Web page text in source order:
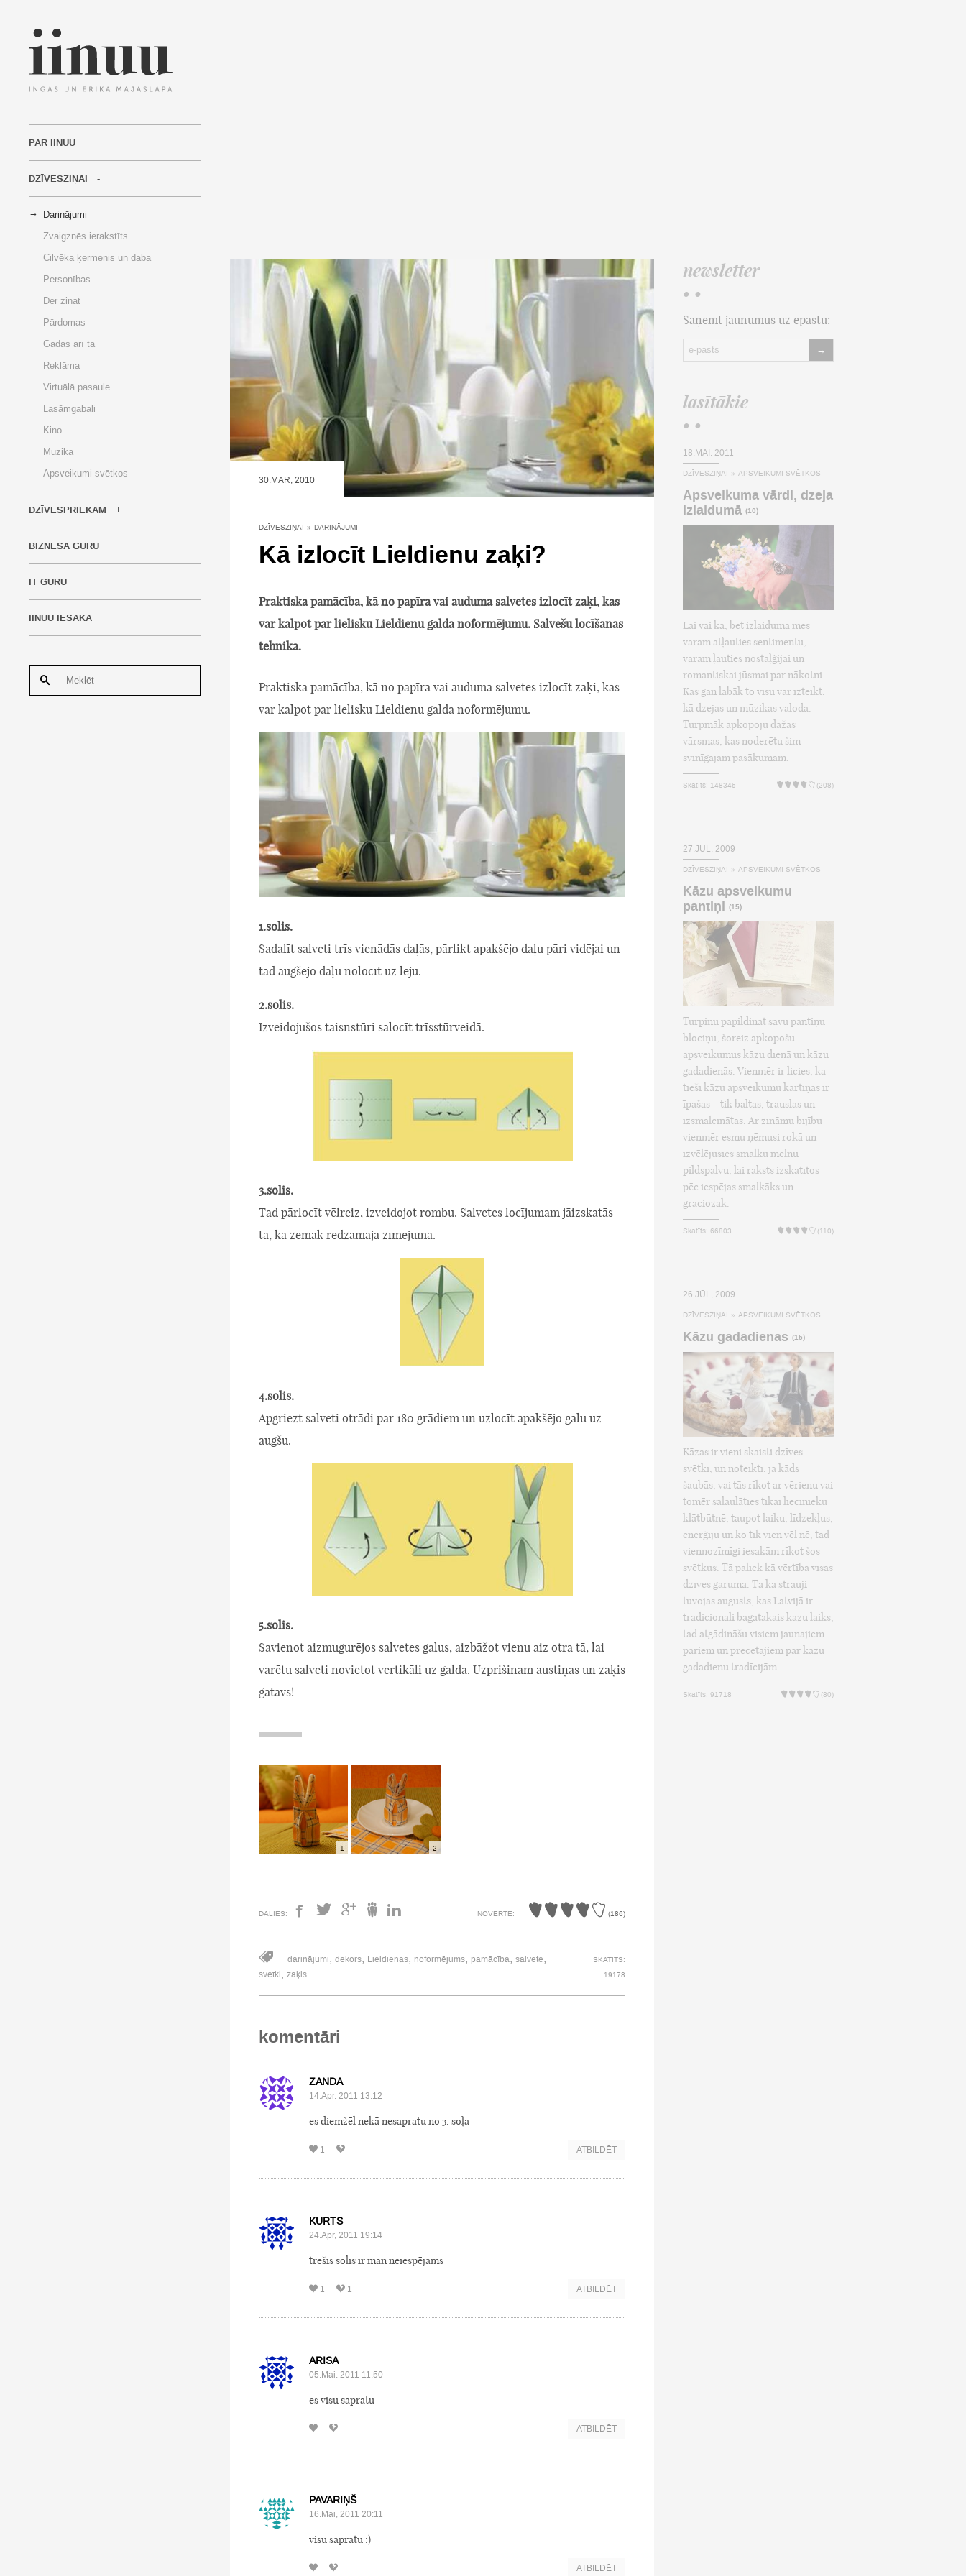
PAR IINUU
DZĪVESZIŅAI
Darinājumi
Zvaigznēs ierakstīts
Cilvēka ķermenis un daba
Personības
Der zināt
Pārdomas
Gadās arī tā
Reklāma
Virtuālā pasaule
Lasāmgabali
Kino
Mūzika
Apsveikumi svētkos
DZĪVESPRIEKAM
BIZNESA GURU
IT GURU
IINUU IESAKA
30.MAR, 2010
DZĪVESZIŅAI » DARINĀJUMI
Kā izlocīt Lieldienu zaķi?
Praktiska pamācība, kā no papīra vai auduma salvetes izlocīt zaķi, kas
var kalpot par lielisku Lieldienu galda noformējumu. Salvešu locīšanas
tehnika.
Praktiska pamācība, kā no papīra vai auduma salvetes izlocīt zaķi, kas
var kalpot par lielisku Lieldienu galda noformējumu.
1.solis.
Sadalīt salveti trīs vienādās daļās, pārlikt apakšējo daļu pāri vidējai un
tad augšējo daļu nolocīt uz leju.
2.solis.
Izveidojušos taisnstūri salocīt trīsstūrveidā.
3.solis.
Tad pārlocīt vēlreiz, izveidojot rombu. Salvetes locījumam jāizskatās
tā, kā zemāk redzamajā zīmējumā.
4.solis.
Apgriezt salveti otrādi par 180 grādiem un uzlocīt apakšējo galu uz
augšu.
5.solis.
Savienot aizmugurējos salvetes galus, aizbāžot vienu aiz otra tā, lai
varētu salveti novietot vertikāli uz galda. Uzprišinam austiņas un zaķis
gatavs!
1 2
DALIES: NOVĒRTĒ: (186)
darinājumi, dekors, Lieldienas, noformējums, pamācība, salvete,
svētki, zaķis
SKATĪTS:
19178
komentāri
ZANDA
14.Apr, 2011 13:12
es diemžēl nekā nesapratu no 3. soļa
1 ATBILDĒT
KURTS
24.Apr, 2011 19:14
trešis solis ir man neiespējams
1 1 ATBILDĒT
ARISA
05.Mai, 2011 11:50
es visu sapratu
ATBILDĒT
PAVARIŅŠ
16.Mai, 2011 20:11
visu sapratu :)
ATBILDĒT
newsletter
• •
Saņemt jaunumus uz epastu:
→
lasītākie
• •
18.MAI, 2011
DZĪVESZIŅAI » APSVEIKUMI SVĒTKOS
Apsveikuma vārdi, dzeja
izlaidumā (10)
Lai vai kā, bet izlaidumā mēs
varam atļauties sentimentu,
varam ļauties nostaļģijai un
romantiskai jūsmai par nākotni.
Kas gan labāk to visu var izteikt,
kā dzejas un mūzikas valoda.
Turpmāk apkopoju dažas
vārsmas, kas noderētu šim
svinīgajam pasākumam.
Skatīts: 148345 (208)
27.JŪL, 2009
DZĪVESZIŅAI » APSVEIKUMI SVĒTKOS
Kāzu apsveikumu
pantiņi (15)
Turpinu papildināt savu pantiņu
blociņu, šoreiz apkopošu
apsveikumus kāzu dienā un kāzu
gadadienās. Vienmēr ir licies, ka
tieši kāzu apsveikumu kartiņas ir
īpašas – tik baltas, trauslas un
izsmalcinātas. Ar zināmu bijību
vienmēr esmu ņēmusi rokā un
izvēlējusies smalku melnu
pildspalvu, lai raksts izskatītos
pēc iespējas smalkāks un
graciozāk.
Skatīts: 66803 (110)
26.JŪL, 2009
DZĪVESZIŅAI » APSVEIKUMI SVĒTKOS
Kāzu gadadienas (15)
Kāzas ir vieni skaisti dzīves
svētki, un noteikti, ja kāds
šaubās, vai tās rīkot ar vērienu vai
tomēr salaulāties tikai liecinieku
klātbūtnē, taupot laiku, līdzekļus,
enerģiju un ko tik vien vēl nē, tad
viennozīmīgi iesakām rīkot šos
svētkus. Tā paliek kā vērtība visas
dzīves garumā. Tā kā strauji
tuvojas augusts, kas Latvijā ir
tradicionāli bagātākais kāzu laiks,
tad atgādināšu visiem jaunajiem
pāriem un precētajiem par kāzu
gadadienu tradīcijām.
Skatīts: 91718 (80)